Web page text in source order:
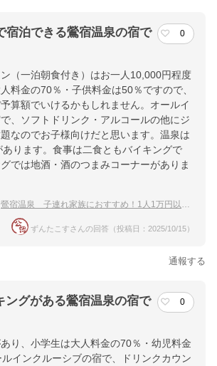
宿泊できる鶯宿温泉の宿で
0
（一泊朝食付き）はお一人10,000円程度
料金の70％・子供料金は50％ですので、
算額でいけるかもしれません。オールイ
、ソフトドリンク・アルコールの他にジ
なのでお子様向けだと思います。温泉は
ります。食事は二食ともバイキングで
では地酒・酒のつまみコーナーがありま
鶯宿温泉 子連れ家族におすすめ！1人1万円以下で泊まれる温泉宿
ずんたこすさんの回答（投稿日：2025/10/15）
通報する
ングがある鶯宿温泉の宿で
0
り、小学生は大人料金の70％・幼児料金
インクルーシブの宿で、ドリンクカウン